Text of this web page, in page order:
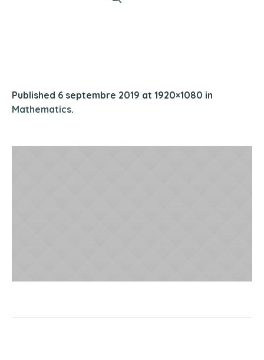
Published 6 septembre 2019 at 1920×1080 in
Mathematics.